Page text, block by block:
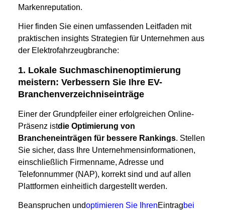
Markenreputation.
Hier finden Sie einen umfassenden Leitfaden mit
praktischen insights Strategien für Unternehmen aus
der Elektrofahrzeugbranche:
1. Lokale Suchmaschinenoptimierung
meistern: Verbessern Sie Ihre EV-
Branchenverzeichniseinträge
Einer der Grundpfeiler einer erfolgreichen Online-
Präsenz istdie Optimierung von
Brancheneinträgen für bessere Rankings. Stellen
Sie sicher, dass Ihre Unternehmensinformationen,
einschließlich Firmenname, Adresse und
Telefonnummer (NAP), korrekt sind und auf allen
Plattformen einheitlich dargestellt werden.
Beanspruchen undoptimieren Sie IhrenEintragbei